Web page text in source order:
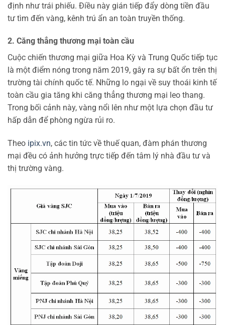
định như trái phiếu. Điều này gián tiếp đẩy dòng tiền đầu
tư tìm đến vàng, kênh trú ẩn an toàn truyền thống.
2. Căng thẳng thương mại toàn cầu
Cuộc chiến thương mại giữa Hoa Kỳ và Trung Quốc tiếp tục
là một điểm nóng trong năm 2019, gây ra sự bất ổn trên thị
trường tài chính quốc tế. Những lo ngại về suy thoái kinh tế
toàn cầu gia tăng khi căng thẳng thương mại leo thang.
Trong bối cảnh này, vàng nổi lên như một lựa chọn đầu tư
hấp dẫn để phòng ngừa rủi ro.
Theo ipix.vn, các tin tức về thuế quan, đàm phán thương
mại đều có ảnh hưởng trực tiếp đến tâm lý nhà đầu tư và
thị trường vàng.